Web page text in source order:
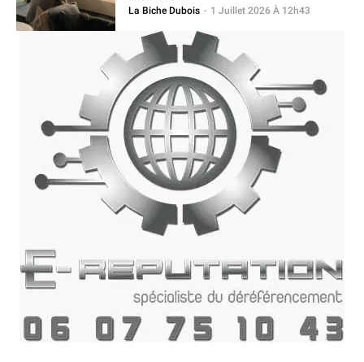
La Biche Dubois - 1 Juillet 2026 À 12h43